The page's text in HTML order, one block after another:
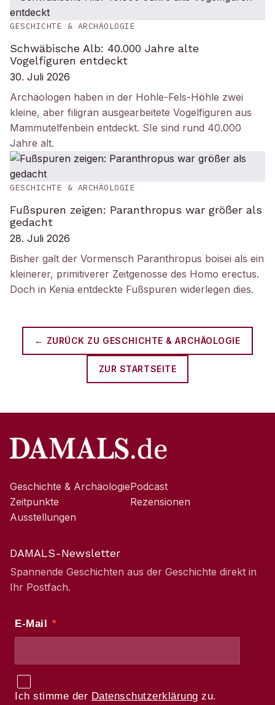
GESCHICHTE & ARCHÄOLOGIE
Schwäbische Alb: 40.000 Jahre alte
Vogelfiguren entdeckt
30. Juli 2026
Archäologen haben in der Hohle-Fels-Höhle zwei
kleine, aber filigran ausgearbeitete Vogelfiguren aus
Mammutelfenbein entdeckt. SIe sind rund 40.000
Jahre alt.
GESCHICHTE & ARCHÄOLOGIE
Fußspuren zeigen: Paranthropus war größer als
gedacht
28. Juli 2026
Bisher galt der Vormensch Paranthropus boisei als ein
kleinerer, primitiverer Zeitgenosse des Homo erectus.
Doch in Kenia entdeckte Fußspuren widerlegen dies.
← ZURÜCK ZU GESCHICHTE & ARCHÄOLOGIE
ZUR STARTSEITE
Geschichte & Archäologie
Zeitpunkte
Ausstellungen
Podcast
Rezensionen
DAMALS-Newsletter
Spannende Geschichten aus der Geschichte direkt in
Ihr Postfach.